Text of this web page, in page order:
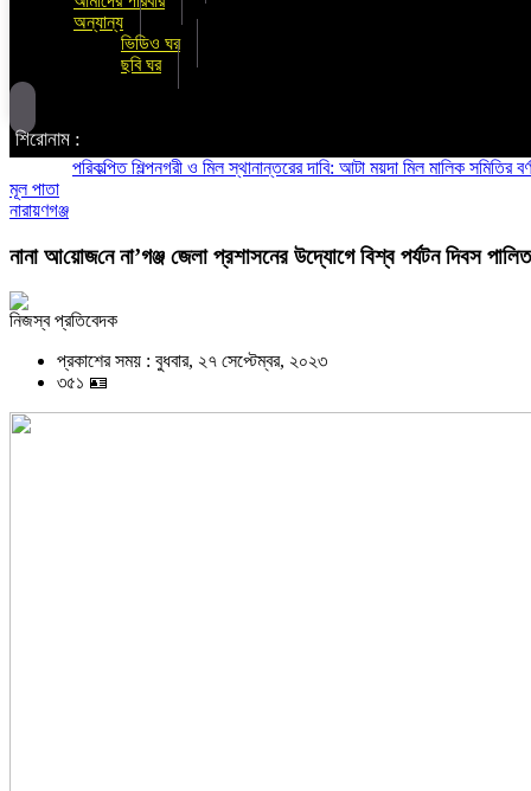
অন্যান্য
ভিডিও ঘর
ছবি ঘর
শিরোনাম :
পরিকল্পিত শিল্পনগরী ও মিল স্থানান্তরের দাবি: আটা ময়দা মিল মালিক সমিতির বর্ণাঢ্য
মূল পাতা
নারায়ণগঞ্জ
নানা আ‌য়োজ‌নে না’গঞ্জ জেলা প্রশাসনের উদ্যোগে বিশ্ব পর্যটন দিবস পা‌লিত
নিজস্ব প্রতিবেদক
প্রকাশের সময় : বুধবার, ২৭ সেপ্টেম্বর, ২০২৩
৩৫১ 🪪